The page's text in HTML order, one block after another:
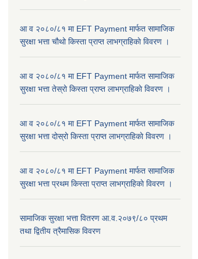
आ व २०८०/८१ मा EFT Payment मार्फत सामाजिक
सुरक्षा भत्ता चौथो किस्ता प्राप्त लाभग्राहिकाे विवरण ।
आ व २०८०/८१ मा EFT Payment मार्फत सामाजिक
सुरक्षा भत्ता तेस्रो किस्ता प्राप्त लाभग्राहिकाे विवरण ।
आ व २०८०/८१ मा EFT Payment मार्फत सामाजिक
सुरक्षा भत्ता दोस्रो किस्ता प्राप्त लाभग्राहिकाे विवरण ।
आ व २०८०/८१ मा EFT Payment मार्फत सामाजिक
सुरक्षा भत्ता प्रथम किस्ता प्राप्त लाभग्राहिकाे विवरण ।
सामाजिक सुरक्षा भत्ता वितरण आ.व.२०७९/८० प्रथम
तथा द्वितीय त्रैमासिक विवरण